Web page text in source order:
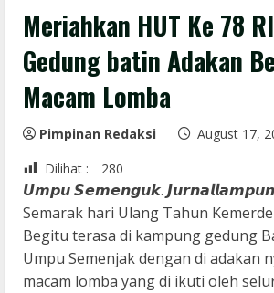
Meriahkan HUT Ke 78
Gedung batin Adakan
Macam Lomba
Pimpinan Redaksi
August 17,
Dilihat :
280
𝙐𝙢𝙥𝙪 𝙎𝙚𝙢𝙚𝙣𝙜𝙪𝙠.
Semarak hari Ulang Tahun
Begitu terasa di kampung gedung
Umpu Semenjak dengan di adakan
macam lomba yang di ikuti oleh